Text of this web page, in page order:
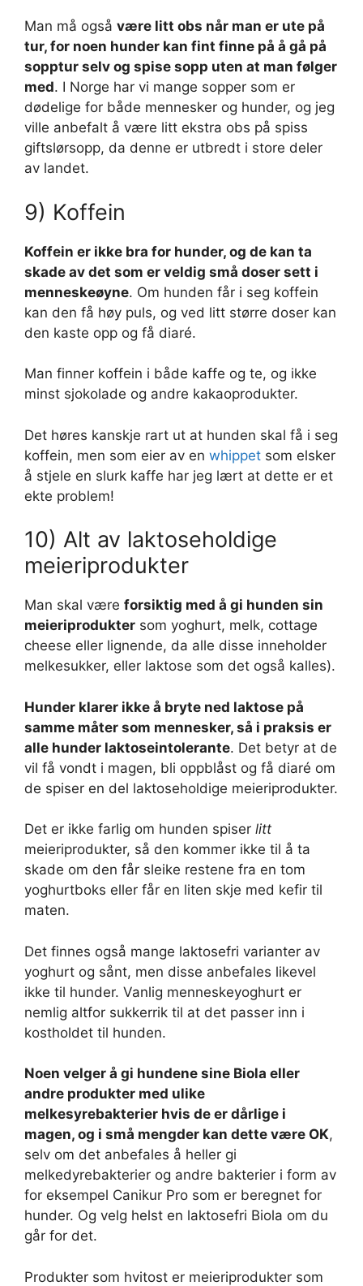
Man må også være litt obs når man er ute på
tur, for noen hunder kan fint finne på å gå på
sopptur selv og spise sopp uten at man følger
med. I Norge har vi mange sopper som er
dødelige for både mennesker og hunder, og jeg
ville anbefalt å være litt ekstra obs på spiss
giftslørsopp, da denne er utbredt i store deler
av landet.
9) Koffein
Koffein er ikke bra for hunder, og de kan ta
skade av det som er veldig små doser sett i
menneskeøyne. Om hunden får i seg koffein
kan den få høy puls, og ved litt større doser kan
den kaste opp og få diaré.
Man finner koffein i både kaffe og te, og ikke
minst sjokolade og andre kakaoprodukter.
Det høres kanskje rart ut at hunden skal få i seg
koffein, men som eier av en whippet som elsker
å stjele en slurk kaffe har jeg lært at dette er et
ekte problem!
10) Alt av laktoseholdige
meieriprodukter
Man skal være forsiktig med å gi hunden sin
meieriprodukter som yoghurt, melk, cottage
cheese eller lignende, da alle disse inneholder
melkesukker, eller laktose som det også kalles).
Hunder klarer ikke å bryte ned laktose på
samme måter som mennesker, så i praksis er
alle hunder laktoseintolerante. Det betyr at de
vil få vondt i magen, bli oppblåst og få diaré om
de spiser en del laktoseholdige meieriprodukter.
Det er ikke farlig om hunden spiser litt
meieriprodukter, så den kommer ikke til å ta
skade om den får sleike restene fra en tom
yoghurtboks eller får en liten skje med kefir til
maten.
Det finnes også mange laktosefri varianter av
yoghurt og sånt, men disse anbefales likevel
ikke til hunder. Vanlig menneskeyoghurt er
nemlig altfor sukkerrik til at det passer inn i
kostholdet til hunden.
Noen velger å gi hundene sine Biola eller
andre produkter med ulike
melkesyrebakterier hvis de er dårlige i
magen, og i små mengder kan dette være OK,
selv om det anbefales å heller gi
melkedyrebakterier og andre bakterier i form av
for eksempel Canikur Pro som er beregnet for
hunder. Og velg helst en laktosefri Biola om du
går for det.
Produkter som hvitost er meieriprodukter som